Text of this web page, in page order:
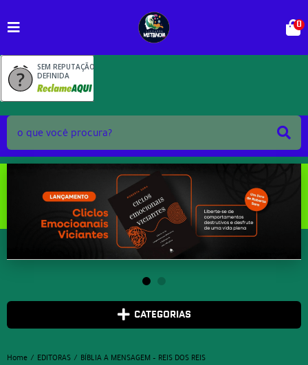
SEM REPUTAÇÃO
DEFINIDA
0
CATEGORIAS
Home EDITORAS BÍBLIA A MENSAGEM – REIS DOS REIS